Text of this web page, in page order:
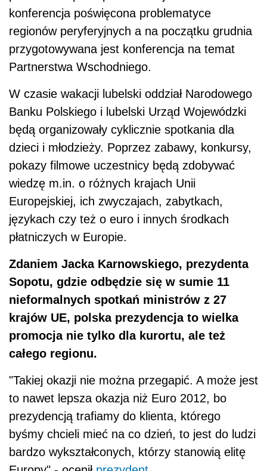
konferencja poświęcona problematyce
regionów peryferyjnych a na początku grudnia
przygotowywana jest konferencja na temat
Partnerstwa Wschodniego.
W czasie wakacji lubelski oddział Narodowego
Banku Polskiego i lubelski Urząd Wojewódzki
będą organizowały cyklicznie spotkania dla
dzieci i młodzieży. Poprzez zabawy, konkursy,
pokazy filmowe uczestnicy będą zdobywać
wiedzę m.in. o różnych krajach Unii
Europejskiej, ich zwyczajach, zabytkach,
językach czy też o euro i innych środkach
płatniczych w Europie.
Zdaniem Jacka Karnowskiego, prezydenta
Sopotu, gdzie odbędzie się w sumie 11
nieformalnych spotkań ministrów z 27
krajów UE, polska prezydencja to wielka
promocja nie tylko dla kurortu, ale też
całego regionu.
"Takiej okazji nie można przegapić. A może jest
to nawet lepsza okazja niż Euro 2012, bo
prezydencją trafiamy do klienta, którego
byśmy chcieli mieć na co dzień, to jest do ludzi
bardzo wykształconych, którzy stanowią elitę